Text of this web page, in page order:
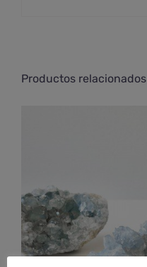
Productos relacionados